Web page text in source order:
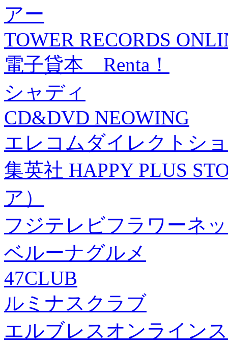
アー
TOWER RECORDS
電子貸本 Renta！
シャディ
CD&DVD NEOWING
エレコムダイレクトシ
集英社 HAPPY PLUS
ア）
フジテレビフラワーネ
ベルーナグルメ
47CLUB
ルミナスクラブ
エルブレスオンライン